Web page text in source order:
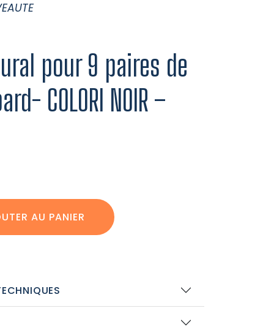
pour 9 paires de
COLORI NOIR –
AU PANIER